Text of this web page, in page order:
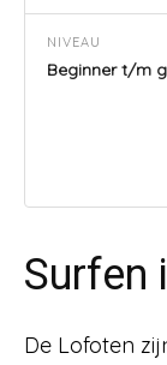
NIVEAU
Beginner t/m
Surfen
De Lofoten